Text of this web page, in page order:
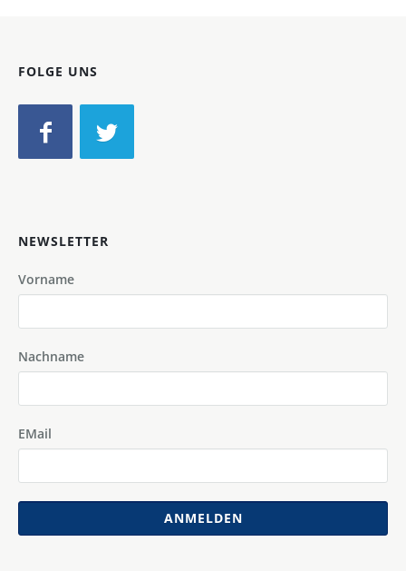
FOLGE UNS
NEWSLETTER
Vorname
Nachname
EMail
ANMELDEN